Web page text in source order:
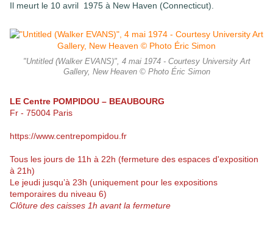
Il meurt le 10 avril 1975 à New Haven (Connecticut).
"Untitled (Walker EVANS)", 4 mai 1974 - Courtesy University Art
Gallery, New Heaven © Photo Éric Simon
LE Centre POMPIDOU – BEAUBOURG
Fr - 75004 Paris
https://www.centrepompidou.fr
Tous les jours de 11h à 22h (fermeture des espaces d'exposition
à 21h)
Le jeudi jusqu’à 23h (uniquement pour les expositions
temporaires du niveau 6)
Clôture des caisses 1h avant la fermeture